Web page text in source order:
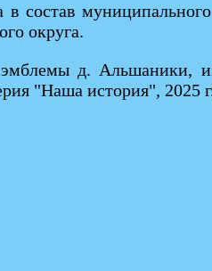
состав
округа.
эмблемы д. Альшаники,
"Наша история", 2025